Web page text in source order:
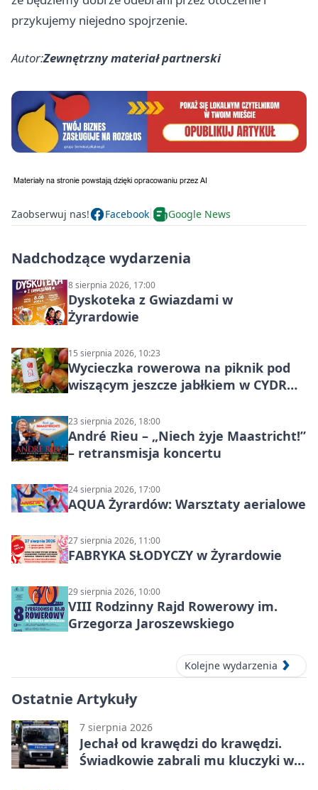
przykujemy niejedno spojrzenie.
Autor:Zewnętrzny materiał partnerski
Zaobserwuj nas! Facebook Google News
Nadchodzące wydarzenia
8 sierpnia 2026, 17:00
Dyskoteka z Gwiazdami w
Żyrardowie
15 sierpnia 2026, 10:23
Wycieczka rowerowa na piknik pod
wiszącym jeszcze jabłkiem w CYDR
23 sierpnia 2026, 18:00
André Rieu – „Niech żyje Maastricht!”
– retransmisja koncertu
24 sierpnia 2026, 17:00
AQUA Żyrardów: Warsztaty aerialowe
27 sierpnia 2026, 11:00
FABRYKA SŁODYCZY w Żyrardowie
29 sierpnia 2026, 10:00
VIII Rodzinny Rajd Rowerowy im.
Grzegorza Jaroszewskiego
Kolejne wydarzenia
Ostatnie Artykuły
7 sierpnia 2026
Jechał od krawędzi do krawędzi.
Świadkowie zabrali mu kluczyki w